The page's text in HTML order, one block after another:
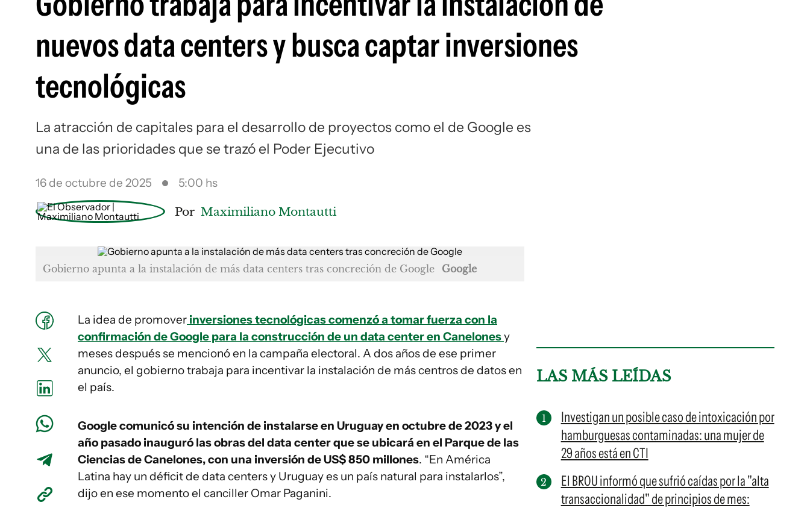
nuevos data centers y busca captar inversiones
tecnológicas
La atracción de capitales para el desarrollo de proyectos como el de Google es
una de las prioridades que se trazó el Poder Ejecutivo
16 de octubre de 2025 5:00 hs
Por Maximiliano Montautti
Gobierno apunta a la instalación de más data centers tras concreción de Google Google
La idea de promover inversiones tecnológicas comenzó a tomar fuerza con la
confirmación de Google para la construcción de un data center en Canelonesy
meses después se mencionó en la campaña electoral. A dos años de ese primer
anuncio, el gobierno trabaja para incentivar la instalación de más centros de datos en
el país.
Google comunicó su intención de instalarse en Uruguay en octubre de 2023 y el
año pasado inauguró las obras del data center que se ubicará en el Parque de las
Ciencias de Canelones, con una inversión de US$ 850 millones. “En América
Latina hay un déficit de data centers y Uruguay es un país natural para instalarlos”,
dijo en ese momento el canciller Omar Paganini.
LAS MÁS LEÍDAS
Investigan un posible caso de intoxicación por
hamburguesas contaminadas: una mujer de
29 años está en CTI
El BROU informó que sufrió caídas por la "alta
transaccionalidad" de principios de mes: